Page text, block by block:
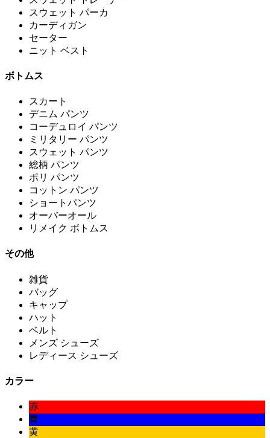
スウェット パーカ
カーディガン
セーター
ニット ベスト
ボトムス
スカート
デニム パンツ
コーデュロイ パンツ
ミリタリー パンツ
スウェット パンツ
総柄 パンツ
ポリ パンツ
コットン パンツ
ショートパンツ
オーバーオール
リメイク ボトムス
その他
雑貨
バッグ
キャップ
ハット
ベルト
メンズ シューズ
レディース シューズ
カラー
赤
青
黄